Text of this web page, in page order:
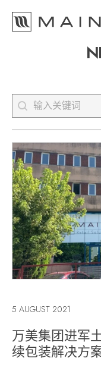
Keyword
Search content
5 AUGUST 2021
万美集团进军
续包装解决方